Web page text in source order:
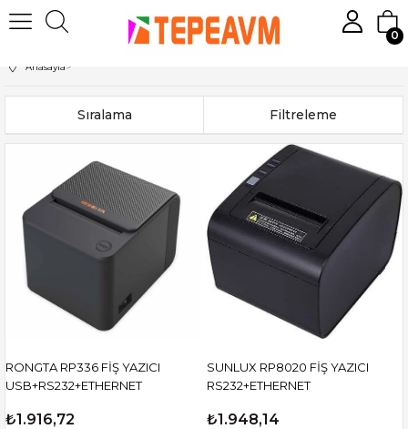
0
Anasayfa>
Filtreleme
Sıralama
RONGTA RP336 FİŞ YAZICI
USB+RS232+ETHERNET
₺1.916,72
SUNLUX RP8020 FİŞ YAZICI
RS232+ETHERNET
₺1.948,14